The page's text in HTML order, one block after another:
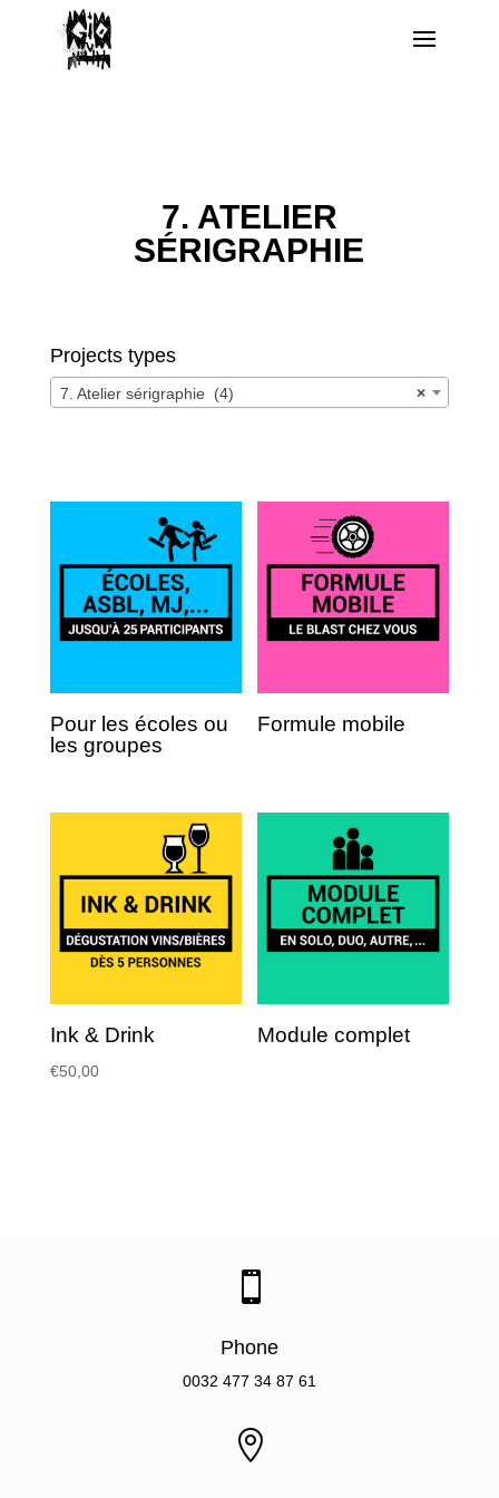
7. ATELIER
SÉRIGRAPHIE
Projects types
×
7. Atelier sérigraphie (4)
Pour les écoles ou
les groupes
Formule mobile
Ink & Drink
€50,00
Module complet

Phone
0032 477 34 87 61
